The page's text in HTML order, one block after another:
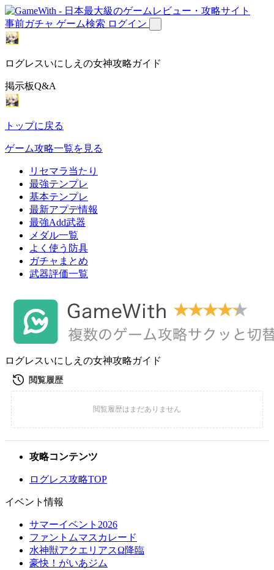
事前ガチャ ゲーム検索 ログイン
ログレスいにしえの女神攻略ガイド
掲示板Q&A
トップに戻る
ゲーム攻略一覧を見る
リセマラ当たり
最強テンプレ
基本テンプレ
最新アプデ情報
最強Add武器
メダル一覧
よく使う防具
ガチャまとめ
武器評価一覧
ログレスいにしえの女神攻略ガイド
攻略コンテンツ
ログレス攻略TOP
イベント情報
サマーイベント2026
ファントムマスカレード
水神獣アクエリアスΩ降臨
豪快！がいあジム